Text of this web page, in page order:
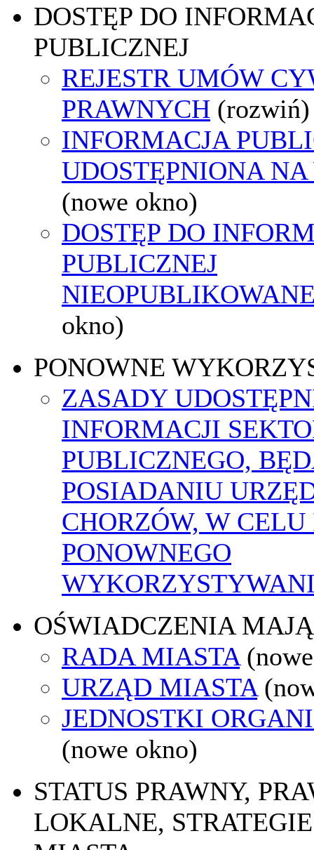
DOSTĘP DO
PUBLICZNEJ
REJESTR UMÓW
PRAWNYCH (rozwiń)
INFORMACJA
UDOSTĘPNIONA
(nowe okno)
DOSTĘP DO
PUBLICZNEJ
okno)
PONOWNE
ZASADY
INFORMACJI
PUBLICZNEGO,
POSIADANIU
CHORZÓW, W
PONOWNEGO
OŚWIADCZENIA
RADA MIASTA
URZĄD MIASTA
JEDNOSTKI
(nowe okno)
STATUS PRAWNY,
LOKALNE,